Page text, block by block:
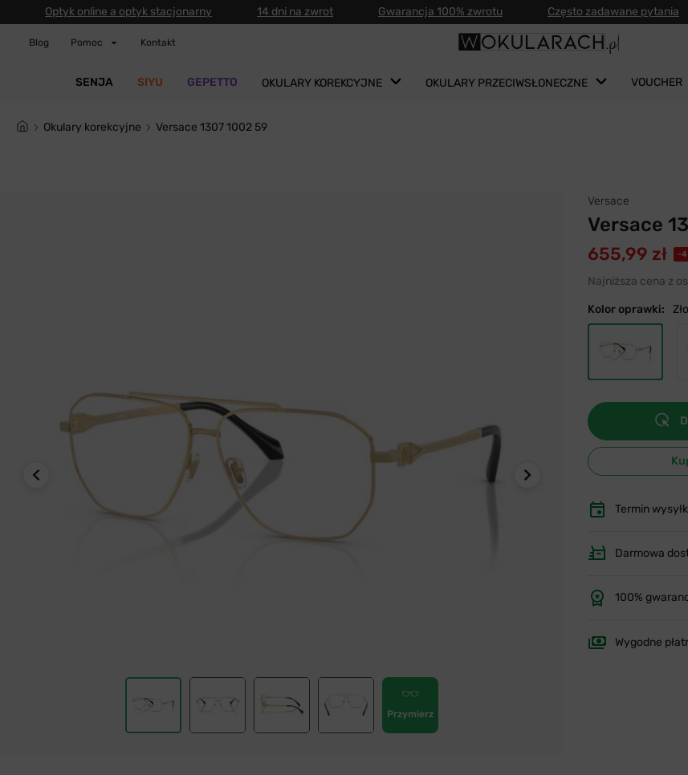
Optyk online a optyk stacjonarny 14 dni na zwrot Gwarancja 100% zwrotu Często zadawane pytania
Blog Pomoc Kontakt
SENJA SIYU GEPETTO OKULARY KOREKCYJNE OKULARY PRZECIWSŁONECZNE VOUCHER
Okulary korekcyjne Versace 1307 1002 59
Przymierz
Versace
Versace
655,99 zł -
Najniższa cena z
Kolor oprawki:
Termin
Darmowa
100%
Wygodne